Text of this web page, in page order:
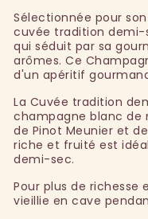
Sélectionnée pour
cuvée tradition demi-
qui séduit par sa
arômes. Ce
d'un apéritif
La Cuvée tradition
champagne blanc de
de Pinot Meunier et
riche et fruité est
demi-sec.
Pour plus de
vieillie en cave